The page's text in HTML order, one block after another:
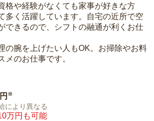
格や経験がなくても家事が好きな方
多く活躍しています。自宅の近所で空
できるので、シフトの融通が利くお仕
の腕を上げたい人もOK。お掃除やお料
メのお仕事です。
※
により異なる
万円も可能